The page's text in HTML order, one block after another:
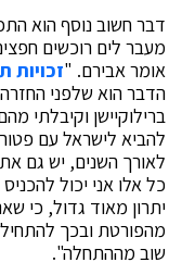
דבר חשוב נוסף הוא
מעבר לים רוכשים
אומר אבירם. "זכויות
הדבר הוא שלפני
ברילוקיישן וקיבלתי
להביא לישראל עם
לאורך השנים, יש גם
כל אלו אני יכול
יתרון מאוד גדול, כי
מהפורטת ובכך
שוב מההתחלה".